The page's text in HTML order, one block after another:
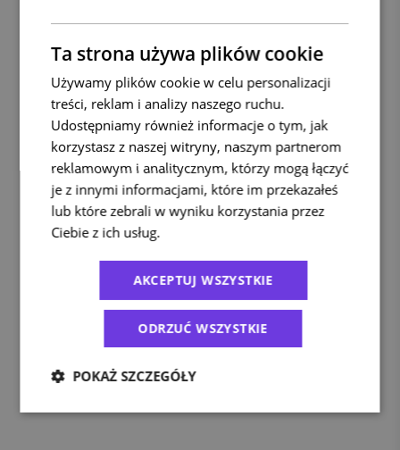
Ta strona używa plików cookie
Używamy plików cookie w celu personalizacji
treści, reklam i analizy naszego ruchu.
Udostępniamy również informacje o tym, jak
korzystasz z naszej witryny, naszym partnerom
reklamowym i analitycznym, którzy mogą łączyć
je z innymi informacjami, które im przekazałeś
lub które zebrali w wyniku korzystania przez
Ciebie z ich usług.
AKCEPTUJ WSZYSTKIE
ODRZUĆ WSZYSTKIE
POKAŻ SZCZEGÓŁY